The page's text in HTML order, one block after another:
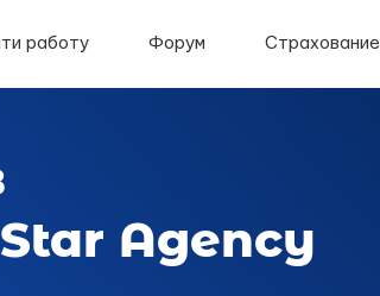
работу Форум Страхование
Agency